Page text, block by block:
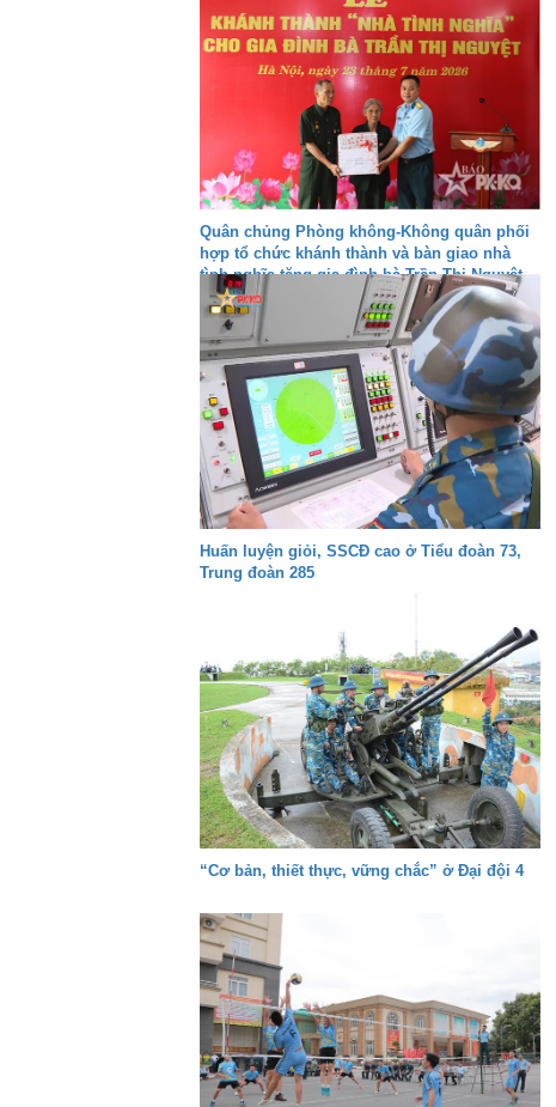
Quân chủng Phòng không-Không quân phối
hợp tổ chức khánh thành và bàn giao nhà
tình nghĩa tặng gia đình bà Trần Thị Nguyệt
Huấn luyện giỏi, SSCĐ cao ở Tiểu đoàn 73,
Trung đoàn 285
“Cơ bản, thiết thực, vững chắc” ở Đại đội 4